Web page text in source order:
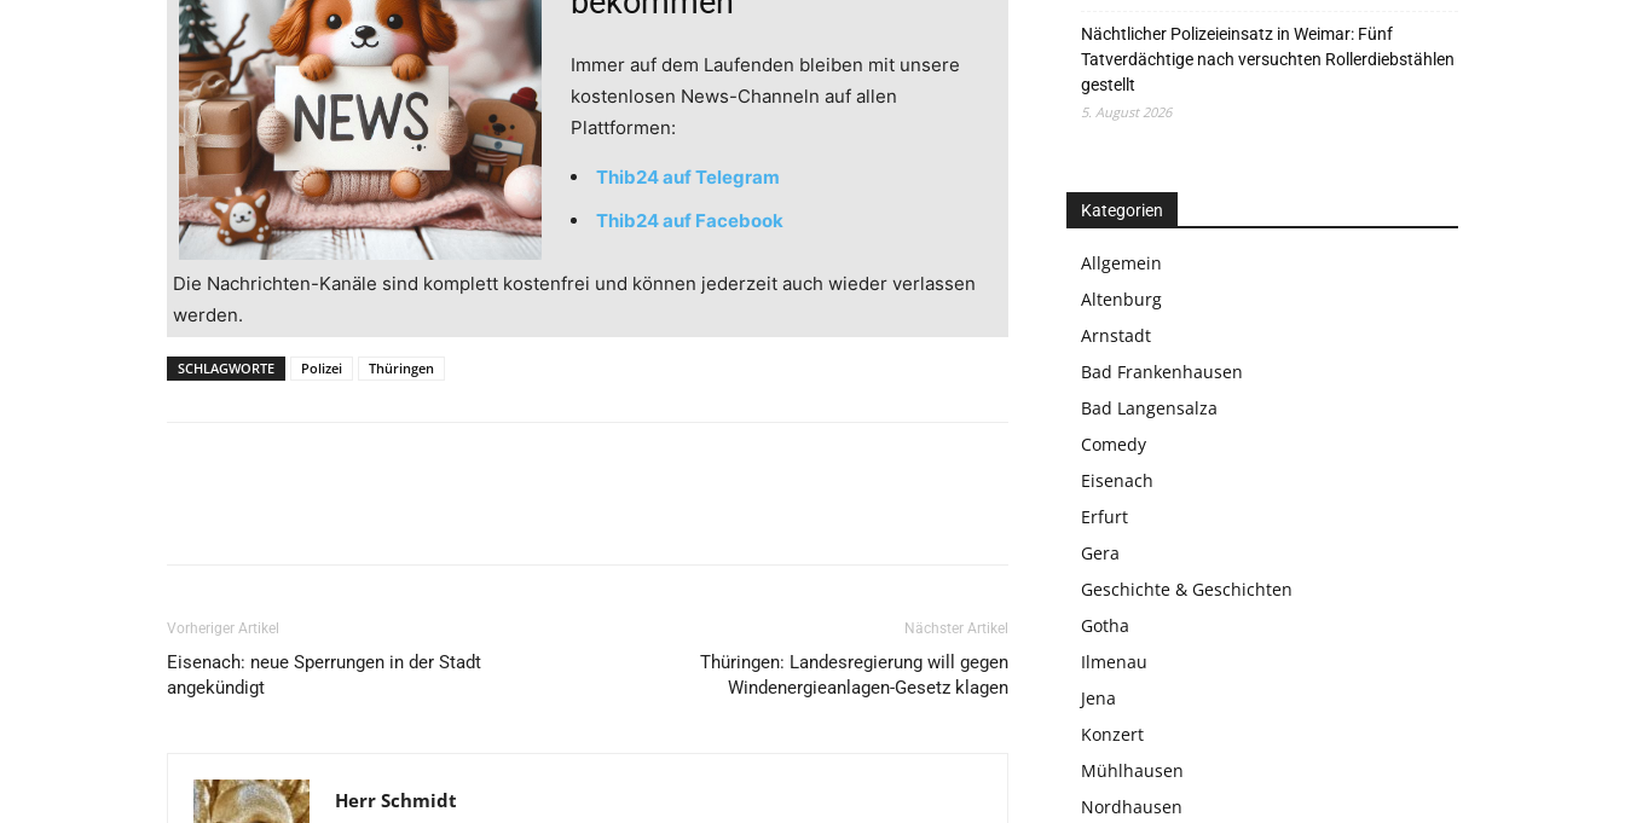
Immer auf dem Laufenden bleiben mit unsere
kostenlosen News-Channeln auf allen
Plattformen:
Thib24 auf Telegram
Thib24 auf Facebook
Die Nachrichten-Kanäle sind komplett kostenfrei und können jederzeit auch wieder verlassen
werden.
SCHLAGWORTE Polizei Thüringen
Vorheriger Artikel
Eisenach: neue Sperrungen in der Stadt
angekündigt
Nächster Artikel
Thüringen: Landesregierung will gegen
Windenergieanlagen-Gesetz klagen
Herr Schmidt
Nächtlicher Polizeieinsatz in Weimar: Fünf
Tatverdächtige nach versuchten Rollerdiebstählen
gestellt
5. August 2026
Kategorien
Allgemein
Altenburg
Arnstadt
Bad Frankenhausen
Bad Langensalza
Comedy
Eisenach
Erfurt
Gera
Geschichte & Geschichten
Gotha
Ilmenau
Jena
Konzert
Mühlhausen
Nordhausen